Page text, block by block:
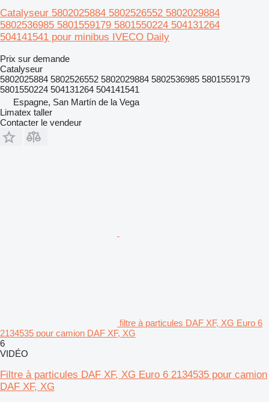
Catalyseur 5802025884 5802526552 5802029884
5802536985 5801559179 5801550224 504131264
504141541 pour minibus IVECO Daily
Prix sur demande
Catalyseur
5802025884 5802526552 5802029884 5802536985 5801559179
5801550224 504131264 504141541
Espagne, San Martín de la Vega
Limatex taller
Contacter le vendeur
filtre à particules DAF XF, XG Euro 6
2134535 pour camion DAF XF, XG
6
VIDÉO
Filtre à particules DAF XF, XG Euro 6 2134535 pour camion
DAF XF, XG